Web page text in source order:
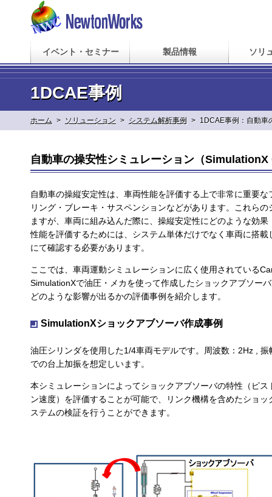
イベント・セミナー 製品情報 ソリ
1DCAE事例
ホーム > ソリューション > システム解析事例 > 1DCAE事例：自動車
自動車の操安性シミュレーション（
自動車の操縦安定性は、車両性能を評価する上で非常に重要
リング・ブレーキ・サスペンションなどがあります。これら
ますが、車両に組み込んだ際に、操縦安定性にどのような効
性能を評価するためには、システム単体だけでなく車両に搭
にて確認する必要があります。
ここでは、車両運動シミュレーションに広く使用されている
SimulationXで油圧・メカを使って作成したショックアブソー
どのような影響が出るかの評価事例を紹介します。
SimulationXショックアブソーバ作成事例
油圧シリンダを使用した1/4車両モデルです。周波数：2Hz ,
での台上加振を想定しいます。
本シミュレーションによってショックアブソーバの特性（ピス
ン速度）を評価することが可能で、リンク機構を含めたショッ
ステムの検証を行うことができます。